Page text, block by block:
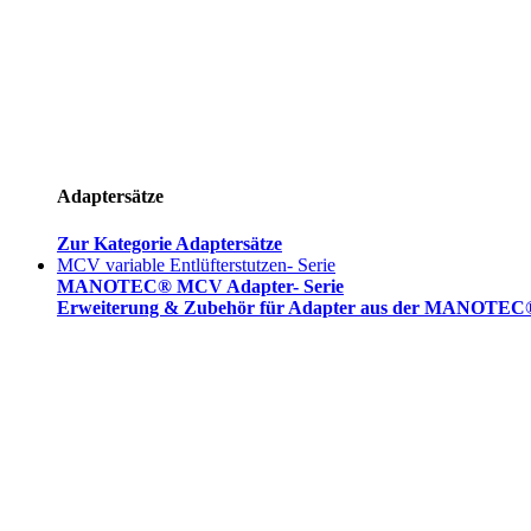
Adaptersätze
Zur Kategorie Adaptersätze
MCV variable Entlüfterstutzen- Serie
MANOTEC® MCV Adapter- Serie
Erweiterung & Zubehör für Adapter aus der